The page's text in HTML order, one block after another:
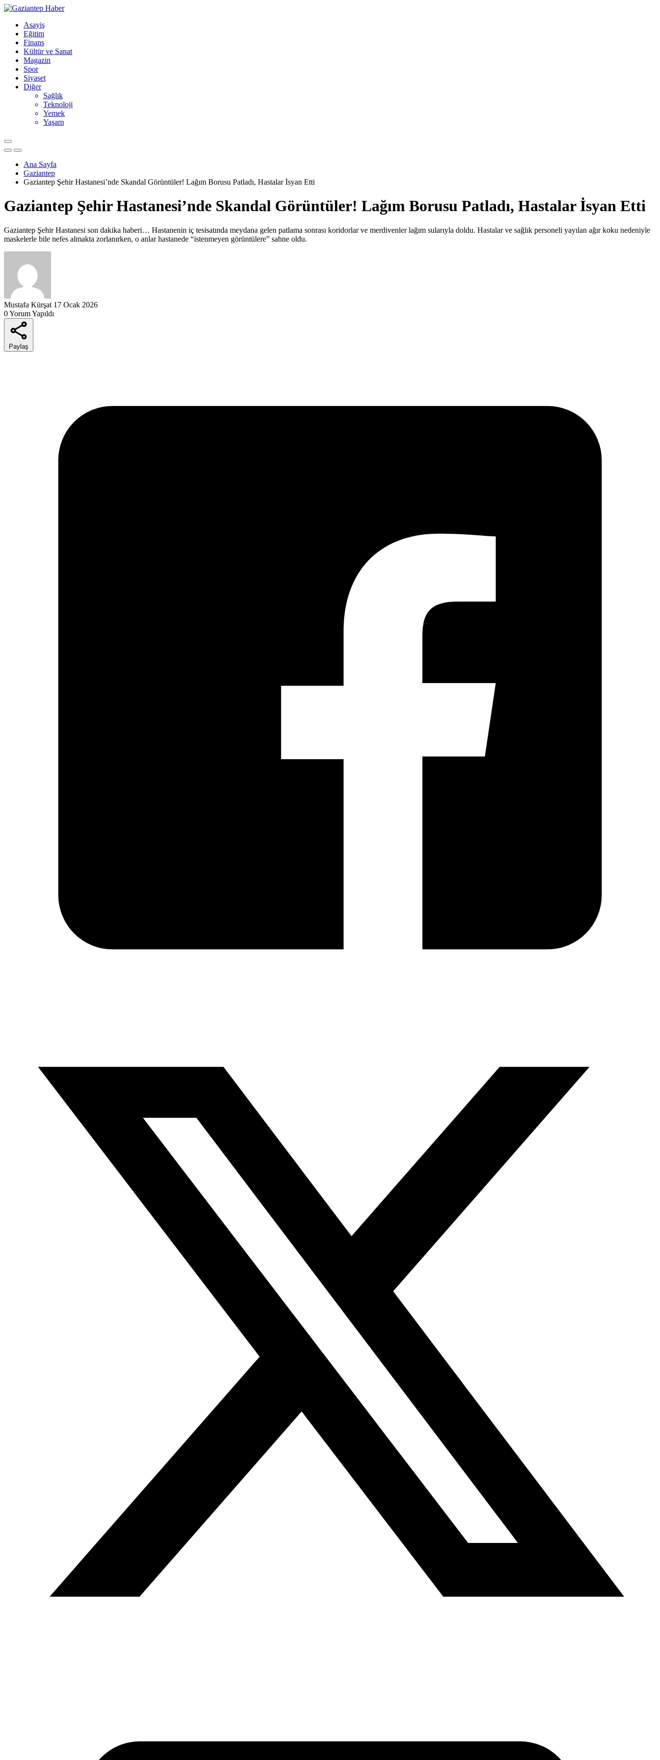
Asayiş
Eğitim
Finans
Kültür ve Sanat
Magazin
Spor
Siyaset
Diğer
Sağlık
Teknoloji
Yemek
Yaşam
Ana Sayfa
Gaziantep
Gaziantep Şehir Hastanesi’nde Skandal Görüntüler! Lağım Borusu Patladı, Hastalar İsyan Etti
Gaziantep Şehir Hastanesi’nde Skandal Görüntüler! Lağım Borusu Patladı, Hastalar İsyan Etti
Gaziantep Şehir Hastanesi son dakika haberi… Hastanenin iç tesisatında meydana gelen patlama sonrası koridorlar ve merdivenler lağım sularıyla doldu. Hastalar ve sağlık personeli yayılan ağır koku nedeniyle
maskelerle bile nefes almakta zorlanırken, o anlar hastanede “istenmeyen görüntülere” sahne oldu.
Mustafa Kürşat 17 Ocak 2026
0 Yorum Yapıldı
Paylaş